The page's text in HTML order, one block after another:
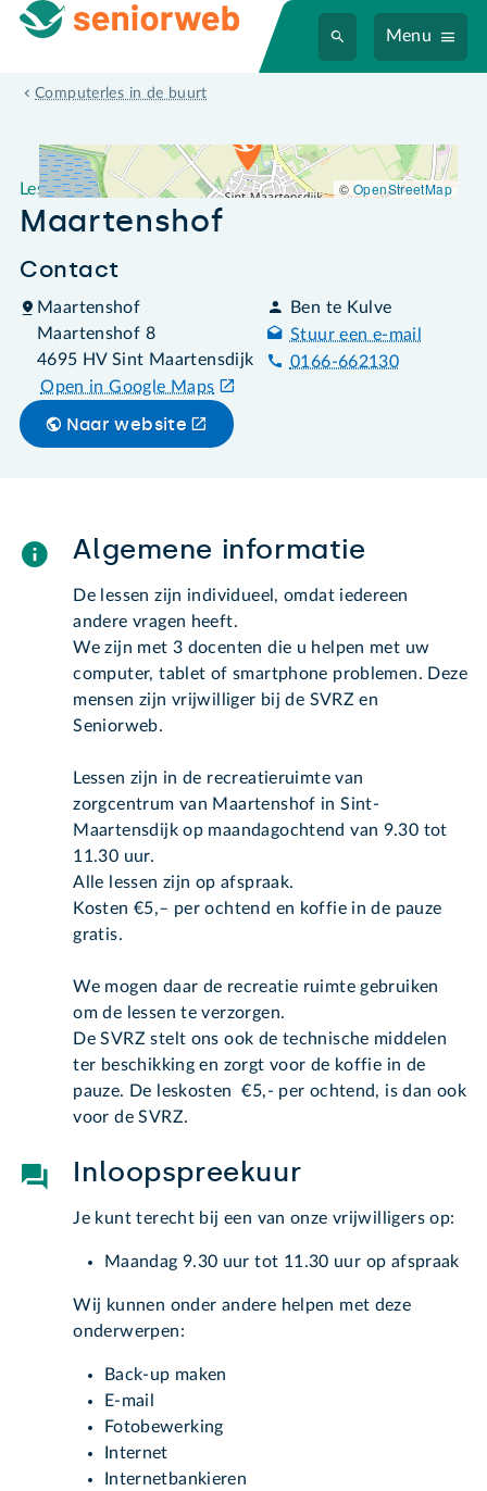
Menu
Computerles in de buurt
Leslocatie Maartenshof
Leslocatie
Maartenshof
Contact
Maartenshof
Maartenshof 8
4695 HV Sint Maartensdijk
Open in Google Maps
Ben te Kulve
Stuur een e-mail
0166-662130
Naar website
©OpenStreetMap
Algemene informatie
De lessen zijn individueel, omdat iedereen
andere vragen heeft.
We zijn met 3 docenten die u helpen met uw
computer, tablet of smartphone problemen. Deze
mensen zijn vrijwilliger bij de SVRZ en
Seniorweb.
Lessen zijn in de recreatieruimte van
zorgcentrum van Maartenshof in Sint-
Maartensdijk op maandagochtend van 9.30 tot
11.30 uur.
Alle lessen zijn op afspraak.
Kosten €5,– per ochtend en koffie in de pauze
gratis.
We mogen daar de recreatie ruimte gebruiken
om de lessen te verzorgen.
De SVRZ stelt ons ook de technische middelen
ter beschikking en zorgt voor de koffie in de
pauze. De leskosten €5,- per ochtend, is dan ook
voor de SVRZ.
Inloopspreekuur
Je kunt terecht bij een van onze vrijwilligers op:
Maandag 9.30 uur tot 11.30 uur op afspraak
Wij kunnen onder andere helpen met deze
onderwerpen:
Back-up maken
E-mail
Fotobewerking
Internet
Internetbankieren